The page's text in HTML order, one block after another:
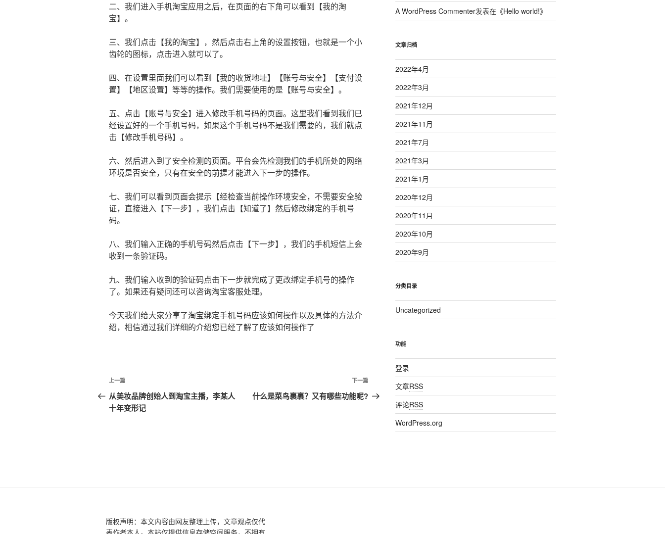
二、我们进入手机淘宝应用之后，在页面的右下角可以看到【我的淘
宝】。
三、我们点击【我的淘宝】，然后点击右上角的设置按钮，也就是一个小
齿轮的图标，点击进入就可以了。
四、在设置里面我们可以看到【我的收货地址】【账号与安全】【支付设
置】【地区设置】等等的操作。我们需要使用的是【账号与安全】。
五、点击【账号与安全】进入修改手机号码的页面。这里我们看到我们已
经设置好的一个手机号码，如果这个手机号码不是我们需要的，我们就点
击【修改手机号码】。
六、然后进入到了安全检测的页面。平台会先检测我们的手机所处的网络
环境是否安全，只有在安全的前提才能进入下一步的操作。
七、我们可以看到页面会提示【经检查当前操作环境安全，不需要安全验
证，直接进入【下一步】，我们点击【知道了】然后修改绑定的手机号
码。
八、我们输入正确的手机号码然后点击【下一步】，我们的手机短信上会
收到一条验证码。
九、我们输入收到的验证码点击下一步就完成了更改绑定手机号的操作
了。如果还有疑问还可以咨询淘宝客服处理。
今天我们给大家分享了淘宝绑定手机号码应该如何操作以及具体的方法介
绍，相信通过我们详细的介绍您已经了解了应该如何操作了
文
章
导
上
一
篇
上一篇
从美妆品牌创始人到淘宝主播，李某人
十年变形记
一
下一篇
什么是菜鸟裹裹？又有哪些功能呢?
A WordPress Commenter发表在《Hello world!》
文章归档
2022年4月
2022年3月
2021年12月
2021年11月
2021年7月
2021年3月
2021年1月
2020年12月
2020年11月
2020年10月
2020年9月
分类目录
Uncategorized
功能
登录
文章RSS
评论RSS
WordPress.org
版权声明：本文内容由网友整理上传，文章观点仅代